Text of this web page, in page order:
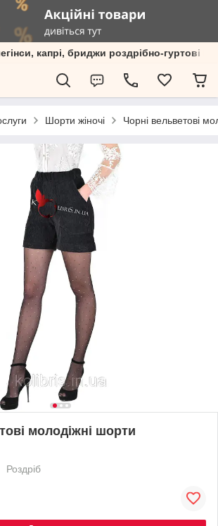
капрі, бриджи роздрібно-гуртові
Шорти жіночі Чорні вельветові
молодіжні шорти
Роздріб